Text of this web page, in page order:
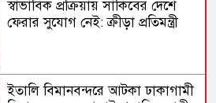
স্বাভাবিক প্রক্রিয়ায় সাকিবের দেশে
ফেরার সুযোগ নেই: ক্রীড়া প্রতিমন্ত্রী
ইতালি বিমানবন্দরে আটকা ঢাকাগামী